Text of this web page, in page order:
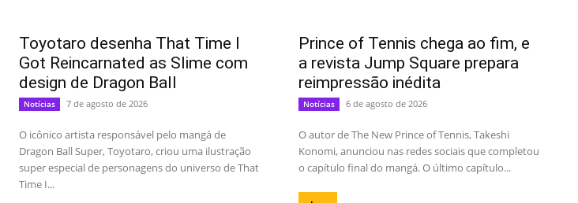
Toyotaro desenha That Time I
Got Reincarnated as Slime com
design de Dragon Ball
Notícias 7 de agosto de 2026
O icônico artista responsável pelo mangá de
Dragon Ball Super, Toyotaro, criou uma ilustração
super especial de personagens do universo de That
Time I...
Prince of Tennis chega ao fim, e
a revista Jump Square prepara
reimpressão inédita
Notícias 6 de agosto de 2026
O autor de The New Prince of Tennis, Takeshi
Konomi, anunciou nas redes sociais que completou
o capítulo final do mangá. O último capítulo...